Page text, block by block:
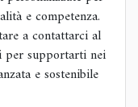
e competenza.
a contattarci al
per supportarti nei
e sostenibile